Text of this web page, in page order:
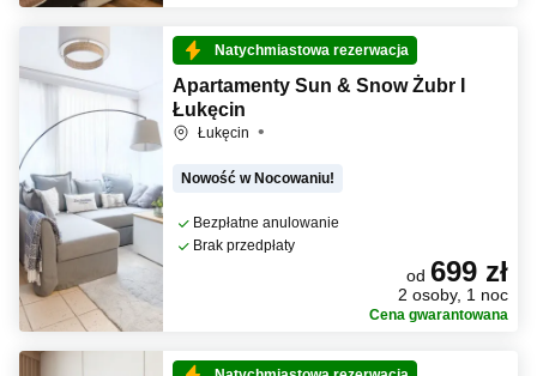
Natychmiastowa rezerwacja
Apartamenty Sun & Snow Żubr I
Łukęcin
Łukęcin
Nowość w Nocowaniu!
Bezpłatne anulowanie
Brak przedpłaty
od 699 zł
2 osoby, 1 noc
Cena gwarantowana